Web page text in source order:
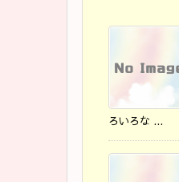
ろいろな ...